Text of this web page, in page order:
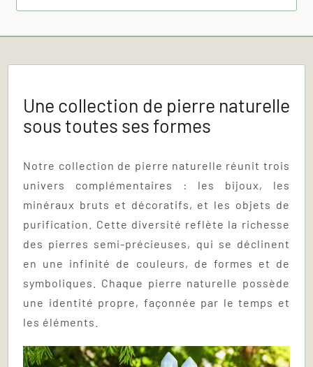
Une collection de pierre naturelle
sous toutes ses formes
Notre collection de pierre naturelle réunit trois
univers complémentaires : les bijoux, les
minéraux bruts et décoratifs, et les objets de
purification. Cette diversité reflète la richesse
des pierres semi-précieuses, qui se déclinent
en une infinité de couleurs, de formes et de
symboliques. Chaque pierre naturelle possède
une identité propre, façonnée par le temps et
les éléments.